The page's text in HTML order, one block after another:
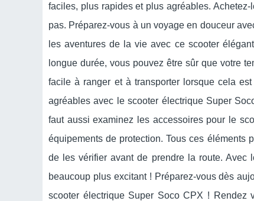
faciles, plus rapides et plus agréables.
pas. Préparez-vous à un voyage en douceur
les aventures de la vie avec ce scooter
longue durée, vous pouvez être sûr que votre
facile à ranger et à transporter lorsque cela
agréables avec le scooter électrique Super
faut aussi examinez les accessoires pour le
équipements de protection. Tous ces éléments
de les vérifier avant de prendre la route. Avec
beaucoup plus excitant ! Préparez-vous dès
scooter électrique Super Soco CPX ! Rendez